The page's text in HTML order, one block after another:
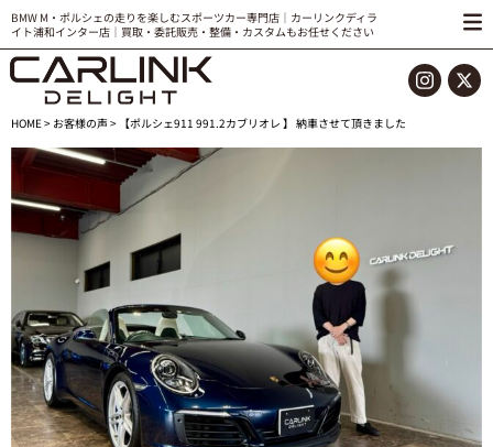
BMW M・ポルシェの走りを楽しむスポーツカー専門店｜カーリンクディラ
イト浦和インター店｜買取・委託販売・整備・カスタムもお任せください
HOME> お客様の声> 【ポルシェ911 991.2カブリオレ 】 納車させて頂きました